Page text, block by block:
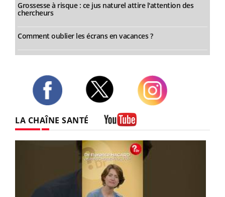
Grossesse à risque : ce jus naturel attire l'attention des
chercheurs
Comment oublier les écrans en vacances ?
LA CHAÎNE SANTÉ